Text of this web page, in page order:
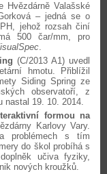
Hvězdárně Valašské
– jedná se o
jehož rozsah činí
500 čar/mm, pro
.
(C/2013 A1) uvedl
hmotu. Přiblížil
Siding Spring ze
observatoří, z
nastal 19. 10. 2014.
formou na
Karlovy Vary.
problémech s tím
do škol probíhá s
učiva fyziky,
nových kroužků.